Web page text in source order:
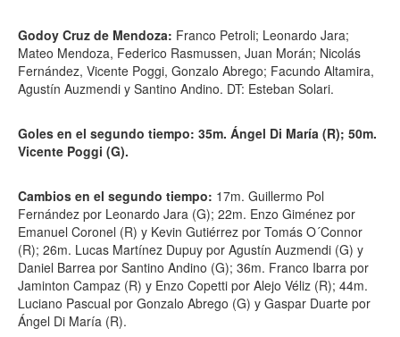
Godoy Cruz de Mendoza: Franco Petroli; Leonardo Jara;
Mateo Mendoza, Federico Rasmussen, Juan Morán; Nicolás
Fernández, Vicente Poggi, Gonzalo Abrego; Facundo Altamira,
Agustín Auzmendi y Santino Andino. DT: Esteban Solari.
Goles en el segundo tiempo: 35m. Ángel Di María (R); 50m.
Vicente Poggi (G).
Cambios en el segundo tiempo: 17m. Guillermo Pol
Fernández por Leonardo Jara (G); 22m. Enzo Giménez por
Emanuel Coronel (R) y Kevin Gutiérrez por Tomás O´Connor
(R); 26m. Lucas Martínez Dupuy por Agustín Auzmendi (G) y
Daniel Barrea por Santino Andino (G); 36m. Franco Ibarra por
Jaminton Campaz (R) y Enzo Copetti por Alejo Véliz (R); 44m.
Luciano Pascual por Gonzalo Abrego (G) y Gaspar Duarte por
Ángel Di María (R).